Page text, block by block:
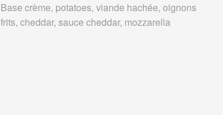
Base crème, potatoes, viande hachée, oignons
frits, cheddar, sauce cheddar, mozzarella